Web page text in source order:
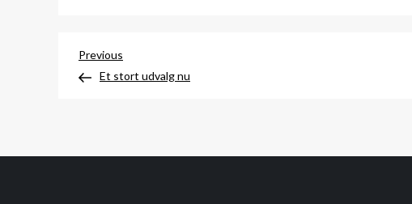
Indlægsnavigation
Previous
Post
Previous
Et stort udvalg nu